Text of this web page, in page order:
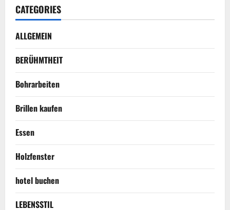
CATEGORIES
ALLGEMEIN
BERÜHMTHEIT
Bohrarbeiten
Brillen kaufen
Essen
Holzfenster
hotel buchen
LEBENSSTIL